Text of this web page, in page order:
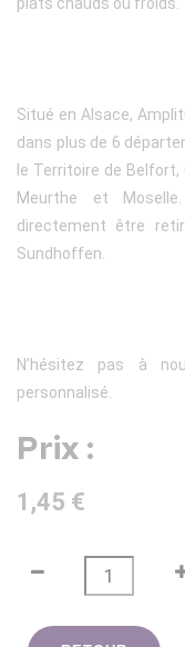
Situé en Alsace,
dans plus de 6
le Territoire de
Meurthe et
directement être
Sundhoffen.
N’hésitez pas à
personnalisé.
Prix :
1,45 €